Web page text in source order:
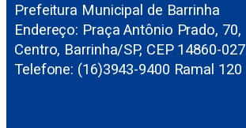
Prefeitura Municipal de Barrinha
Endereço: Praça Antônio Prado, 70,
Centro, Barrinha/SP, CEP 14860-027
Telefone: (16)3943-9400 Ramal 120